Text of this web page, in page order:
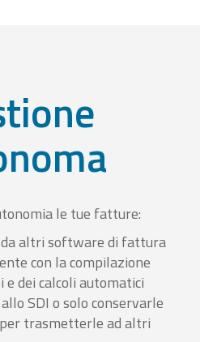
le tue fatture:
altri software di fattura
con la compilazione
e dei calcoli automatici
SDI o solo conservarle
trasmetterle ad altri